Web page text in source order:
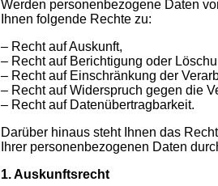
Werden personenbezogene Daten
Ihnen folgende Rechte zu:
– Recht auf Auskunft,
– Recht auf Berichtigung oder
– Recht auf Einschränkung der
– Recht auf Widerspruch gegen die
– Recht auf Datenübertragbarkeit.
Darüber hinaus steht Ihnen das
Ihrer personenbezogenen Daten
1. Auskunftsrecht